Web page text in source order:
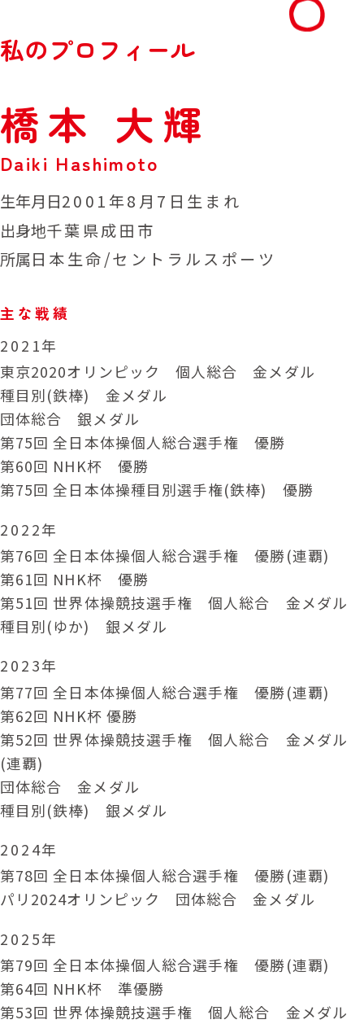
私のプロ フ ィ ール
橋本 大 輝
Daiki Hashimoto
生年月日2001年8月7日生まれ
出身地千葉県成田市
所属日本生命/セントラルスポーツ
主な戦績
2021年
東京2020オリンピック 個人総合 金メダル
種目別(鉄棒) 金メダル
団体総合 銀メダル
第75回 全日本体操個人総合選手権 優勝
第60回 NHK杯 優勝
第75回 全日本体操種目別選手権(鉄棒) 優勝
2022年
第76回 全日本体操個人総合選手権 優勝(連覇)
第61回 NHK杯 優勝
第51回 世界体操競技選手権 個人総合 金メダル
種目別(ゆか) 銀メダル
2023年
第77回 全日本体操個人総合選手権 優勝(連覇)
第62回 NHK杯 優勝
第52回 世界体操競技選手権 個人総合 金メダル
(連覇)
団体総合 金メダル
種目別(鉄棒) 銀メダル
2024年
第78回 全日本体操個人総合選手権 優勝(連覇)
パリ2024オリンピック 団体総合 金メダル
2025年
第79回 全日本体操個人総合選手権 優勝(連覇)
第64回 NHK杯 準優勝
第53回 世界体操競技選手権 個人総合 金メダル